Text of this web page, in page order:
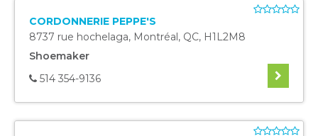
CORDONNERIE PEPPE'S
8737 rue hochelaga, Montréal, QC, H1L2M8
Shoemaker
514 354-9136